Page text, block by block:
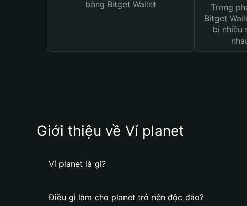
bằng Bitget Wallet
Trong
Bitget
bị nhiều
Giới thiệu về Ví planet
Ví planet là gì?
Điều gì làm cho planet trở nên độc đáo?